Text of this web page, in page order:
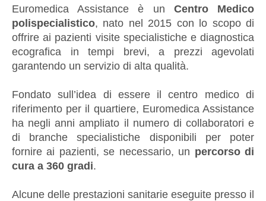
Euromedica Assistance è un Centro
Medico
polispecialistico, nato nel 2015 con lo scopo di
offrire ai pazienti visite specialistiche e diagnostica
ecografica in tempi brevi, a prezzi agevolati
garantendo un servizio di alta qualità.
Fondato sull’idea di essere il centro medico di
riferimento per il quartiere, Euromedica Assistance
ha negli anni ampliato il numero di collaboratori e
di branche specialistiche disponibili per poter
fornire ai pazienti, se necessario, un percorso di
cura a 360 gradi.
Alcune delle prestazioni sanitarie eseguite presso il